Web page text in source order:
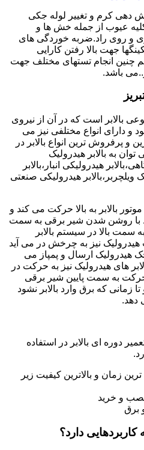
دهی کرم و تغییر لوله جکی
عیوب از جمله خش ها و
و روی راد.ضربه خوردگی های
جهت بالا رفتن کارایی
چنین انجام تستهای مختلف جهت
باشد.
بالابر است که در آن از نیروی
و دارای انواع مختلفی نیز می
و پرفروش ترین انواع بالابر در
به بالابر هیدرولیک
هیدرولیکی انبار،بالابر
ویلچربر،بالابر هیدرولیکی صنعتی
بالابر به بالا حرکت می کند و
با روشن شدن شیر برقی به سمت
بالا در سیستم بالابر
نیز به چرخش در می آید
ارسال و پمپاز می
های هیدرولیک نیز به حرکت در
به سمت پایین شیر برقی
که برق وارد بالابر نشود
دهد.
دوره ای بالابر در استفاده
ترین زمان و بالاترین کیفیت زیر
نصب و خرید
برق
دارد؟